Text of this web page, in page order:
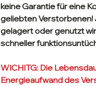
keine Garantie für eine
geliebten Verstorbenen!
gelagert oder genutzt
schneller
WICHITG: Die
Energieaufwand des